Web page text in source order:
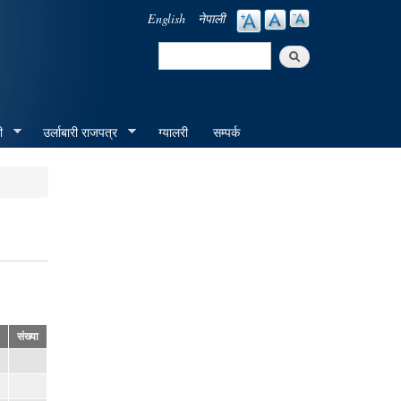
English नेपाली
Search
उर्लाबारी राजपत्र ग्यालरी सम्पर्क
संख्या